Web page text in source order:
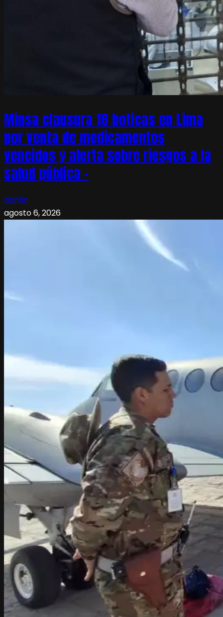
Minsa clausura 18 boticas en Lima
por venta de medicamentos
vencidos y alerta sobre riesgos a la
salud pública –
admin
agosto 6, 2026